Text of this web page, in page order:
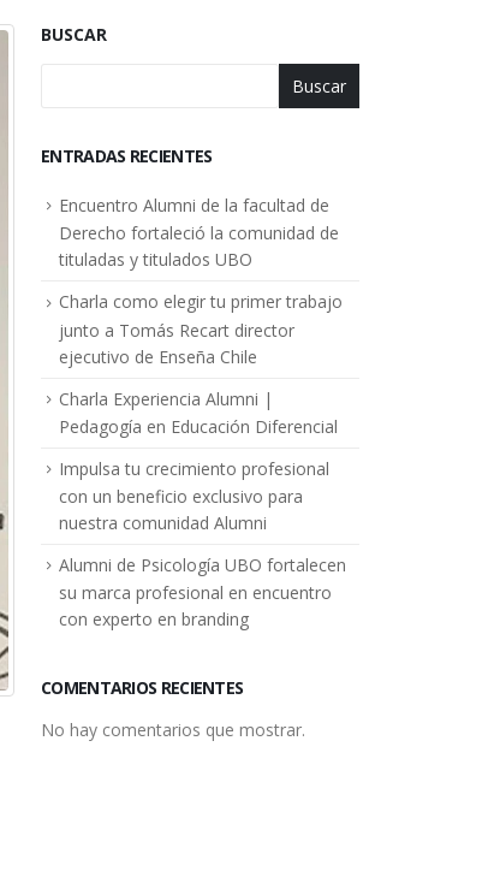
BUSCAR
Buscar
ENTRADAS RECIENTES
Encuentro Alumni de la facultad de
Derecho fortaleció la comunidad de
tituladas y titulados UBO
Charla como elegir tu primer trabajo
junto a Tomás Recart director
ejecutivo de Enseña Chile
Charla Experiencia Alumni |
Pedagogía en Educación Diferencial
Impulsa tu crecimiento profesional
con un beneficio exclusivo para
nuestra comunidad Alumni
Alumni de Psicología UBO fortalecen
su marca profesional en encuentro
con experto en branding
COMENTARIOS RECIENTES
No hay comentarios que mostrar.